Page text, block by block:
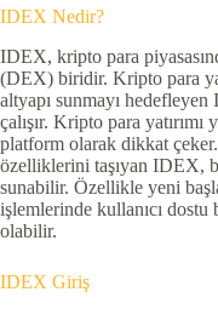
IDEX Nedir?
IDEX, kripto para
(DEX) biridir. Kripto para
altyapı sunmayı
çalışır. Kripto para
platform olarak dikkat
özelliklerini taşıyan IDEX,
sunabilir. Özellikle yeni
işlemlerinde kullanıcı
olabilir.
IDEX Giriş